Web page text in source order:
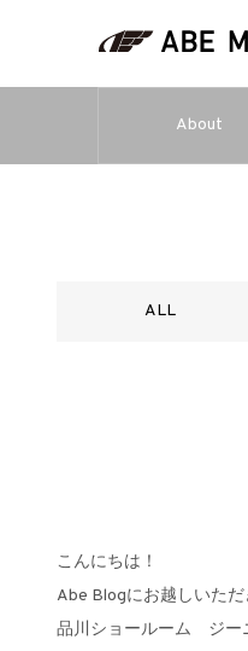
About
ALL
こんにちは！
Abe Blogにお越しいた
品川ショールーム ジ